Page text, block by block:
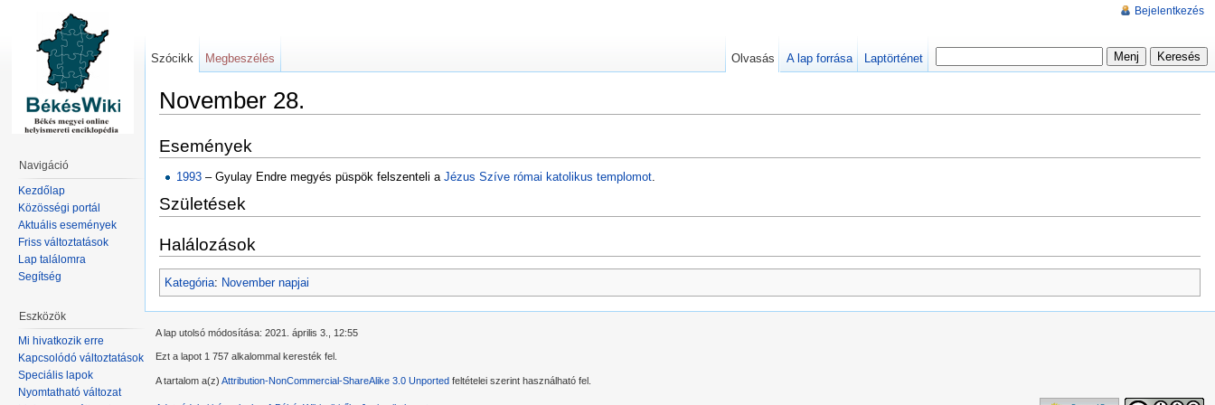
November 28.
Események
1993 – Gyulay Endre megyés püspök felszenteli aJézus Szíve római katolikus templomot.
Születések
Halálozások
Kategória: November napjai
Bejelentkezés
Szócikk Megbeszélés Olvasás A lap forrása Laptörténet
Navigáció
Kezdőlap
Közösségi portál
Aktuális események
Friss változtatások
Lap találomra
Segítség
Eszközök
Mi hivatkozik erre
Kapcsolódó változtatások
Speciális lapok
Nyomtatható változat
A lap utolsó módosítása: 2021. április 3., 12:55
Ezt a lapot 1 757 alkalommal keresték fel.
A tartalom a(z) Attribution-NonCommercial-ShareAlike 3.0 Unported feltételei szerint használható fel.